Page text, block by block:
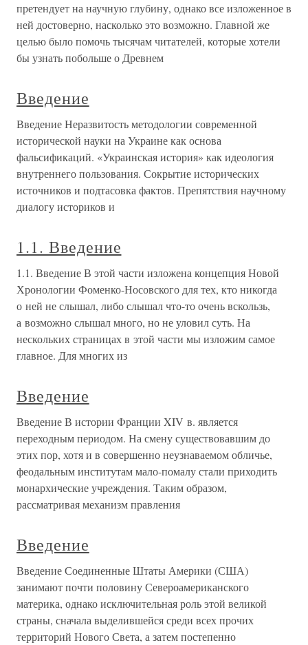
претендует на научную глубину, однако все изложенное в
ней достоверно, насколько это возможно. Главной же
целью было помочь тысячам читателей, которые хотели
бы узнать побольше о Древнем
Введение
Введение Неразвитость методологии современной
исторической науки на Украине как основа
фальсификаций. «Украинская история» как идеология
внутреннего пользования. Сокрытие исторических
источников и подтасовка фактов. Препятствия научному
диалогу историков и
1.1. Введение
1.1. Введение В этой части изложена концепция Новой
Хронологии Фоменко-Носовского для тех, кто никогда
о ней не слышал, либо слышал что-то очень вскользь,
а возможно слышал много, но не уловил суть. На
нескольких страницах в этой части мы изложим самое
главное. Для многих из
Введение
Введение В истории Франции XIV в. является
переходным периодом. На смену существовавшим до
этих пор, хотя и в совершенно неузнаваемом обличье,
феодальным институтам мало-помалу стали приходить
монархические учреждения. Таким образом,
рассматривая механизм правления
Введение
Введение Соединенные Штаты Америки (США)
занимают почти половину Североамериканского
материка, однако исключительная роль этой великой
страны, сначала выделившейся среди всех прочих
территорий Нового Света, а затем постепенно